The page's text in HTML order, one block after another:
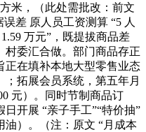
米，（此处需批改：前文
差 原人员工资测算 “5 人
万元”，既提拔商品差
村委汇合做。部门商品存正
正在填补本地大型零售业态
拓展会员系统，第五年月
元）。同时节制商品订
开展 “亲子手工”“特价抽”
油）。（注：原文 “月成本